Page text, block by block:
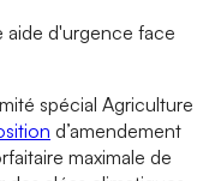
aide d'urgence face
spécial Agriculture
d’amendement
maximale de